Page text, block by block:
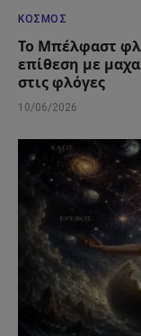
ΚΌΣΜΟΣ
Το Μπέλφαστ
επίθεση με
στις φλόγες
10/06/2026